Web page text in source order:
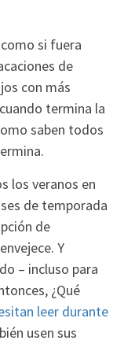
si fuera
de
con más
termina la
saben todos
los veranos en
de temporada
de
Y
– incluso para
¿Qué
leer durante
usen sus